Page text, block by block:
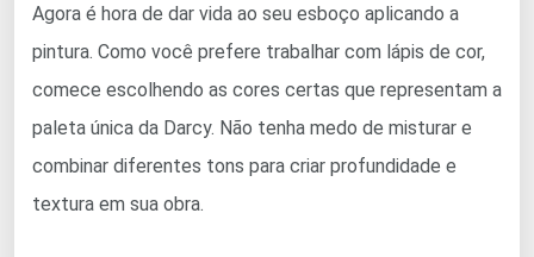
Agora é hora de dar vida ao seu esboço aplicando a
pintura. Como você prefere trabalhar com lápis de cor,
comece escolhendo as cores certas que representam a
paleta única da Darcy. Não tenha medo de misturar e
combinar diferentes tons para criar profundidade e
textura em sua obra.